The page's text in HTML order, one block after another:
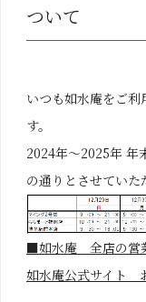
ついて
いつも如水庵をご
す。
2024年～2025年 年
の通りとさせていた
■如水庵 全店の営
如水庵公式サイト